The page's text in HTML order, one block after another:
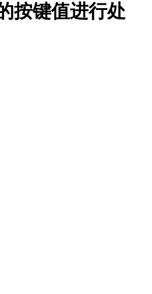
按键值进行处